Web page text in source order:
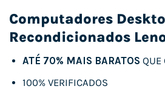
Computadores
Recondicionados
ATÉ 70% MAIS BARATOS QUE
100% VERIFICADOS